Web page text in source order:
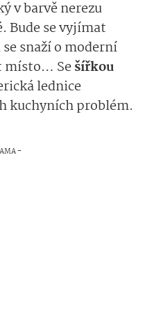
v barvě nerezu
Bude se vyjímat
snaží o moderní
místo… Sešířkou
lednice
kuchyních problém.